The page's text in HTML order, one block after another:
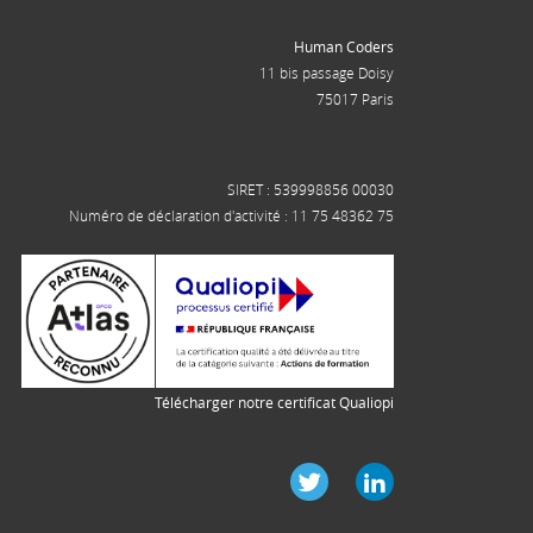
Human Coders
11 bis passage Doisy
75017 Paris
SIRET : 539998856 00030
Numéro de déclaration d'activité : 11 75 48362 75
Télécharger notre certificat Qualiopi